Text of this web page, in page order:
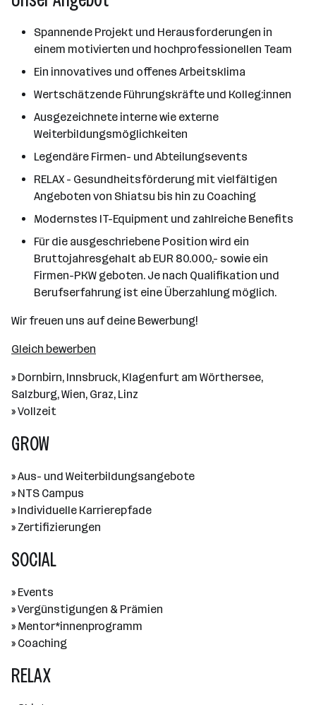
Spannende Projekt und Herausforderungen in
einem motivierten und hochprofessionellen Team
Ein innovatives und offenes Arbeitsklima
Wertschätzende Führungskräfte und Kolleg:innen
Ausgezeichnete interne wie externe
Weiterbildungsmöglichkeiten
Legendäre Firmen- und Abteilungsevents
RELAX - Gesundheitsförderung mit vielfältigen
Angeboten von Shiatsu bis hin zu Coaching
Modernstes IT-Equipment und zahlreiche Benefits
Für die ausgeschriebene Position wird ein
Bruttojahresgehalt ab EUR 80.000,- sowie ein
Firmen-PKW geboten. Je nach Qualifikation und
Berufserfahrung ist eine Überzahlung möglich.
Wir freuen uns auf deine Bewerbung!
Gleich bewerben
» Dornbirn, Innsbruck, Klagenfurt am Wörthersee,
Salzburg, Wien, Graz, Linz
» Vollzeit
GROW
» Aus- und Weiterbildungsangebote
» NTS Campus
» Individuelle Karrierepfade
» Zertifizierungen
SOCIAL
» Events
» Vergünstigungen & Prämien
» Mentor*innenprogramm
» Coaching
RELAX